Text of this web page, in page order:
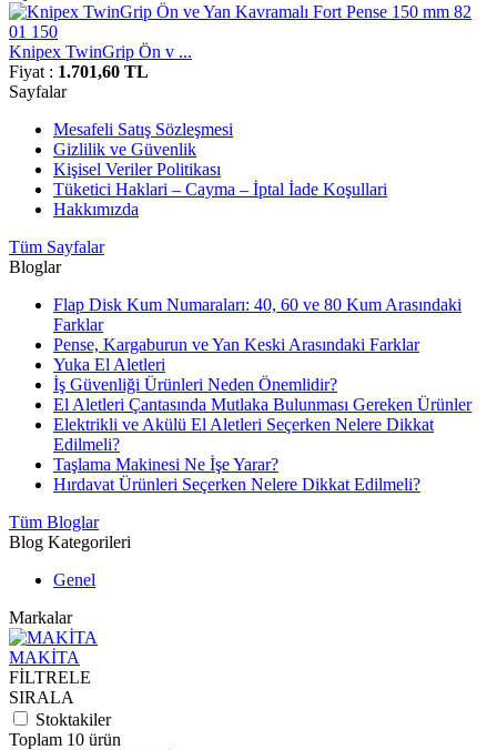
Knipex TwinGrip Ön v ...
Fiyat : 1.701,60 TL
Sayfalar
Mesafeli Satış Sözleşmesi
Gizlilik ve Güvenlik
Kişisel Veriler Politikası
Tüketici Haklari – Cayma – İptal İade Koşullari
Hakkımızda
Tüm Sayfalar
Bloglar
Flap Disk Kum Numaraları: 40, 60 ve 80 Kum Arasındaki
Farklar
Pense, Kargaburun ve Yan Keski Arasındaki Farklar
Yuka El Aletleri
İş Güvenliği Ürünleri Neden Önemlidir?
El Aletleri Çantasında Mutlaka Bulunması Gereken Ürünler
Elektrikli ve Akülü El Aletleri Seçerken Nelere Dikkat
Edilmeli?
Taşlama Makinesi Ne İşe Yarar?
Hırdavat Ürünleri Seçerken Nelere Dikkat Edilmeli?
Tüm Bloglar
Blog Kategorileri
Genel
Markalar
MAKİTA
FİLTRELE
SIRALA
Stoktakiler
Toplam 10 ürün